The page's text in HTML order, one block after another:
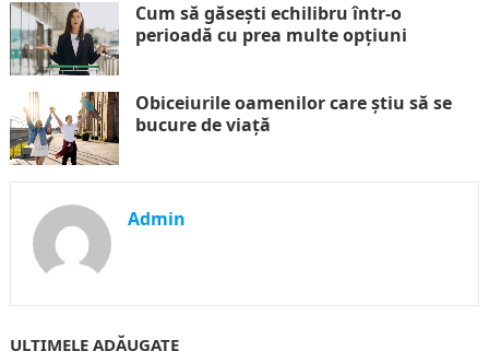
Cum să găsești echilibru într-o
perioadă cu prea multe opțiuni
Obiceiurile oamenilor care știu să se
bucure de viață
Admin
ULTIMELE ADĂUGATE